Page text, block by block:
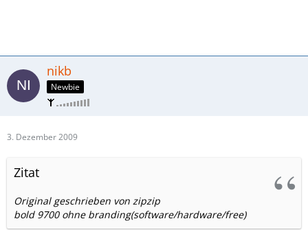
nikb
Newbie
3. Dezember 2009
Zitat
Original geschrieben von zipzip
bold 9700 ohne branding(software/hardware/free)